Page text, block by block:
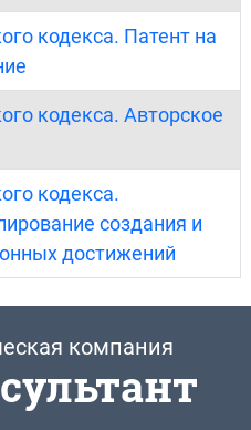
кодекса. Патент на
кодекса. Авторское
кодекса.
создания и
достижений
компания